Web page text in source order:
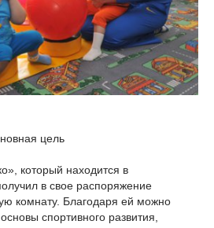
цель
который находится в
в свое распоряжение
комнату. Благодаря ей можно
спортивного развития,